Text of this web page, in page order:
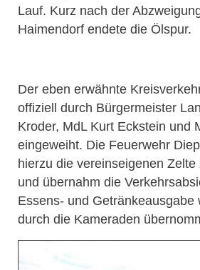
Lauf. Kurz nach der
Haimendorf endete die Ölspur.
Der eben erwähnte
offiziell durch Bürgermeister
Kroder, MdL Kurt Eckstein und
eingeweiht. Die Feuerwehr
hierzu die vereinseigenen Zelte
und übernahm die
Essens- und Getränkeausgabe
durch die Kameraden